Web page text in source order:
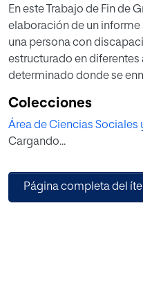
En este Trabajo de Fin de
elaboración de un
una persona con
estructurado en
determinado donde se
los apartados
bibliografía consultada.
Colecciones
Área de Ciencias Sociales
Cargando...
Página completa del